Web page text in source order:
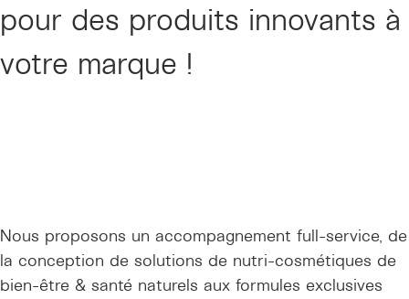
pour des produits innovants à
votre marque !
Nous proposons un accompagnement full-service, de
la conception de solutions de nutri-cosmétiques de
bien-être & santé naturels aux formules exclusives